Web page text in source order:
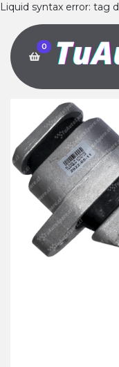
Liquid syntax error: tag
0